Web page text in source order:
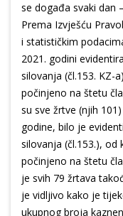
se događa svaki dan
Prema Izvješću
i statističkim
2021. godini
silovanja (čl.153. KZ-
počinjeno na štetu
su sve žrtve (njih
godine, bilo je
silovanja (čl.153.), od
počinjeno na štetu
je svih 79 žrtava
je vidljivo kako je
ukupnog broja